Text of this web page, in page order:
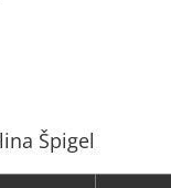
Špigel